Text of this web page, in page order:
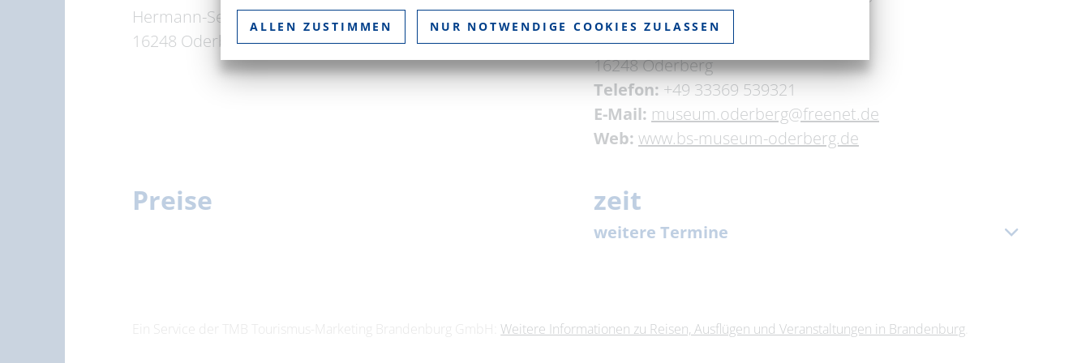
Hermann-Seidel-Straße 44
16248 Oderberg
Sonja Schwarze
Hermann-Seidel-Straße 44
16248 Oderberg
Telefon: +49 33369 539321
E-Mail: museum.oderberg@freenet.de
Web: www.bs-museum-oderberg.de
Preise zeit
weitere Termine
07.08.2026 – 08.08.2026
Ein Service der TMB Tourismus-Marketing Brandenburg GmbH:Weitere Informationen zu Reisen, Ausflügen und Veranstaltungen in Brandenburg
ALLEN ZUSTIMMEN NUR NOTWENDIGE COOKIES ZULASSEN